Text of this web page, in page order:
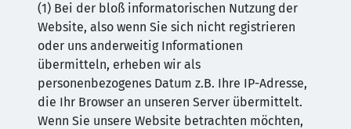
(1) Bei der bloß informatorischen Nutzung der
Website, also wenn Sie sich nicht registrieren
oder uns anderweitig Informationen
übermitteln, erheben wir als
personenbezogenes Datum z.B. Ihre IP-Adresse,
die Ihr Browser an unseren Server übermittelt.
Wenn Sie unsere Website betrachten möchten,